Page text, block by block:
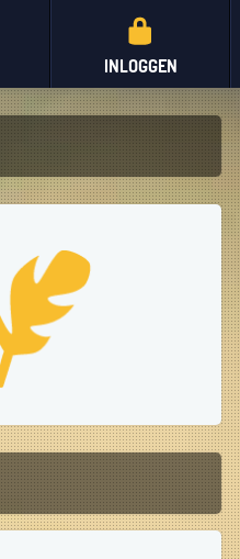
INLOGGEN